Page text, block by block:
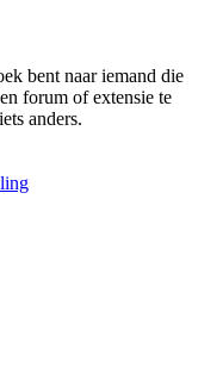
bent naar iemand die
forum of extensie te
anders.